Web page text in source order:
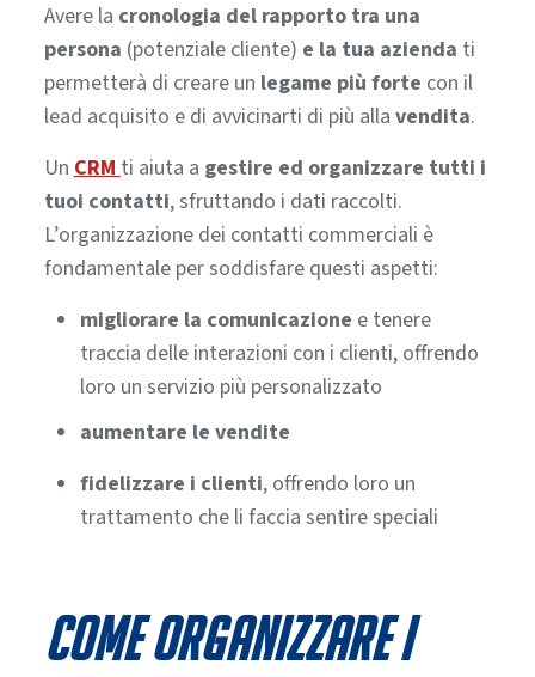
Avere la cronologia del rapporto tra una
persona (potenziale cliente) e la tua azienda ti
permetterà di creare un legame più forte con il
lead acquisito e di avvicinarti di più alla vendita.
UnCRMti aiuta a gestire ed organizzare tutti i
tuoi contatti, sfruttando i dati raccolti.
L’organizzazione dei contatti commerciali è
fondamentale per soddisfare questi aspetti:
migliorare la comunicazione e tenere
traccia delle interazioni con i clienti, offrendo
loro un servizio più personalizzato
aumentare le vendite
fidelizzare i clienti, offrendo loro un
trattamento che li faccia sentire speciali
Come organizzare i